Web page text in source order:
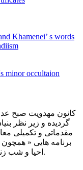
Khamenei’ s words
minor occultaion
گردیده و زیر نظر
مقدماتی و تکمیلی
برنامه هایی «
احیا و شب زنده داری مهدوی» توفیق خدمت داشته است.